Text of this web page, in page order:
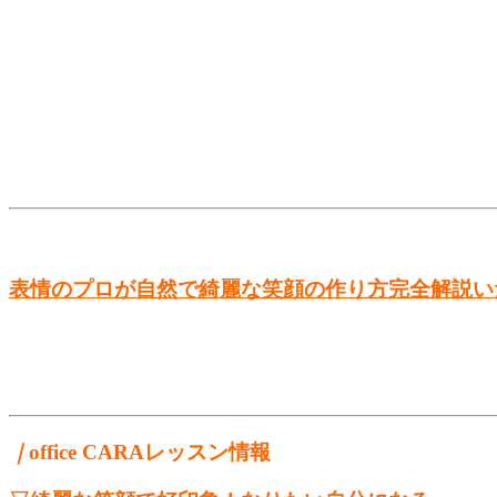
表情のプロが自然で綺麗な笑顔の作り方完全解説い
｜office CARAレッスン情報